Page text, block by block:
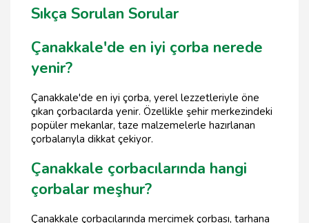
Sıkça Sorulan Sorular
Çanakkale'de en iyi çorba nerede
yenir?
Çanakkale'de en iyi çorba, yerel lezzetleriyle öne
çıkan çorbacılarda yenir. Özellikle şehir merkezindeki
popüler mekanlar, taze malzemelerle hazırlanan
çorbalarıyla dikkat çekiyor.
Çanakkale çorbacılarında hangi
çorbalar meşhur?
Çanakkale çorbacılarında mercimek çorbası, tarhana